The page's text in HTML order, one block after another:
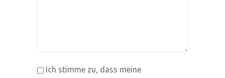
Ich stimme zu, dass meine